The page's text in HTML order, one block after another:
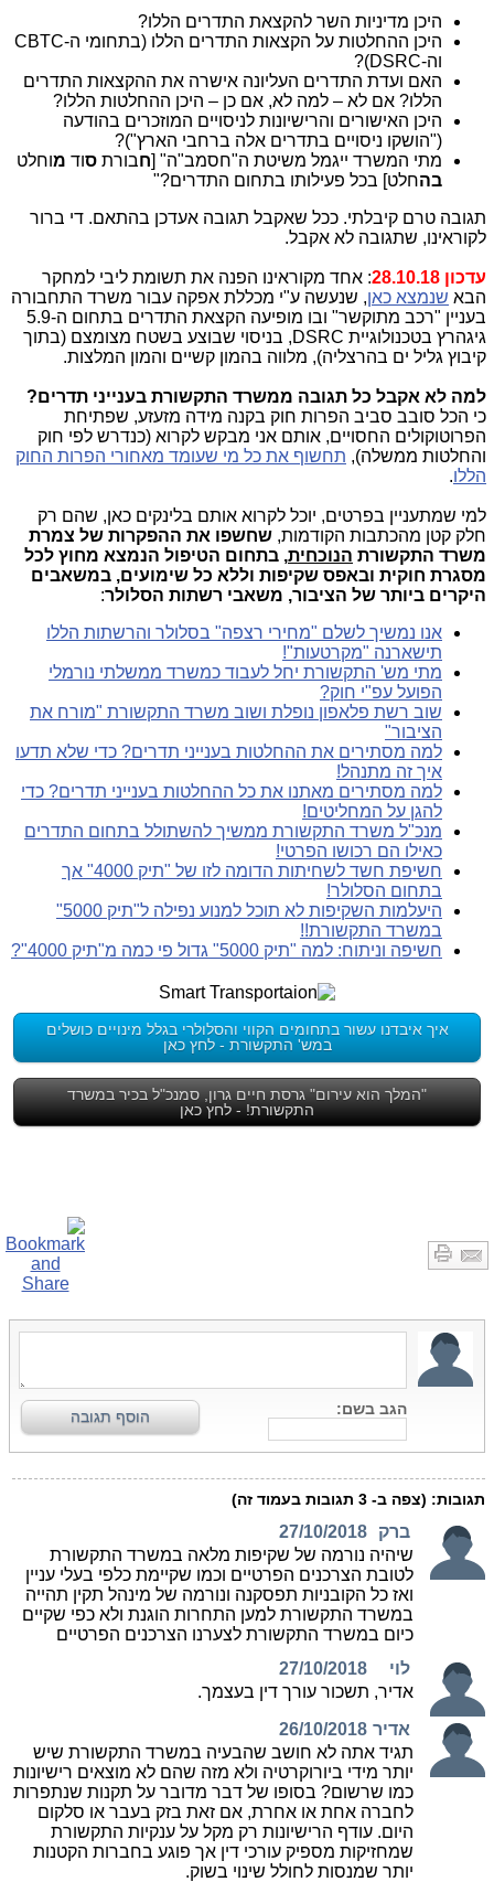
היכן מדיניות השר להקצאת התדרים הללו?
היכן ההחלטות על הקצאות התדרים הללו (בתחומי ה-CBTC
וה-DSRC
)?
האם ועדת התדרים העליונה אישרה את ההקצאות התדרים
הללו? אם לא – למה לא, אם כן – היכן ההחלטות הללו?
היכן האישורים והרישיונות לניסויים המוזכרים בהודעה
("הושקו ניסויים בתדרים אלה ברחבי הארץ")?
מתי המשרד ייגמל משיטת ה"חסמב"ה" [חבורת סוד מוחלט
בהחלט] בכל פעילותו בתחום התדרים?"
תגובה טרם קיבלתי. ככל שאקבל תגובה אעדכן בהתאם. די ברור
לקוראינו, שתגובה לא אקבל.
עדכון 28.10.18
: אחד מקוראינו הפנה את תשומת ליבי למחקר
הבא שנמצא כאן, שנעשה ע"י מכללת אפקה עבור משרד התחבורה
בעניין "רכב מתוקשר" ובו מופיעה הקצאת התדרים בתחום ה-5.9
גיגהרץ בטכנולוגיית DSRC, בניסוי שבוצע בשטח מצומצם (בתוך
קיבוץ גליל ים בהרצליה), מלווה בהמון קשיים והמון המלצות.
למה לא אקבל כל תגובה ממשרד התקשורת בענייני תדרים?
כי הכל סובב סביב הפרות חוק בקנה מידה מזעזע, שפתיחת
הפרוטוקולים החסויים, אותם אני מבקש לקרוא (כנדרש לפי חוק
והחלטות ממשלה), תחשוף את כל מי שעומד מאחורי הפרות החוק
הללו.
למי שמתעניין בפרטים, יוכל לקרוא אותם בלינקים כאן, שהם רק
חלק קטן מהכתבות הקודמות, שחשפו את ההפקרות של צמרת
משרד התקשורת הנוכחית, בתחום הטיפול הנמצא מחוץ לכל
מסגרת חוקית ובאפס שקיפות וללא כל שימועים, במשאבים
היקרים ביותר של הציבור, משאבי רשתות הסלולר:
אנו נמשיך לשלם "מחירי רצפה" בסלולר והרשתות הללו
תישארנה "מקרטעות"!
מתי מש' התקשורת יחל לעבוד כמשרד ממשלתי נורמלי
הפועל עפ"י חוק?
שוב רשת פלאפון נופלת ושוב משרד התקשורת "מורח את
הציבור"
למה מסתירים את ההחלטות בענייני תדרים? כדי שלא תדעו
איך זה מתנהל!
למה מסתירים מאתנו את כל ההחלטות בענייני תדרים? כדי
להגן על המחליטים!
מנכ"ל משרד התקשורת ממשיך להשתולל בתחום התדרים
כאילו הם רכושו הפרטי!
חשיפת חשד לשחיתות הדומה לזו של "תיק 4000" אך
בתחום הסלולר!
היעלמות השקיפות לא תוכל למנוע נפילה ל"תיק 5000"
במשרד התקשורת!!
חשיפה וניתוח: למה "תיק 5000" גדול פי כמה מ"תיק 4000"?
איך איבדנו עשור בתחומים הקווי והסלולרי בגלל מינויים כושלים
במש' התקשורת - לחץ כאן
"המלך הוא עירום" גרסת חיים גרון, סמנכ"ל בכיר במשרד
התקשורת! - לחץ כאן